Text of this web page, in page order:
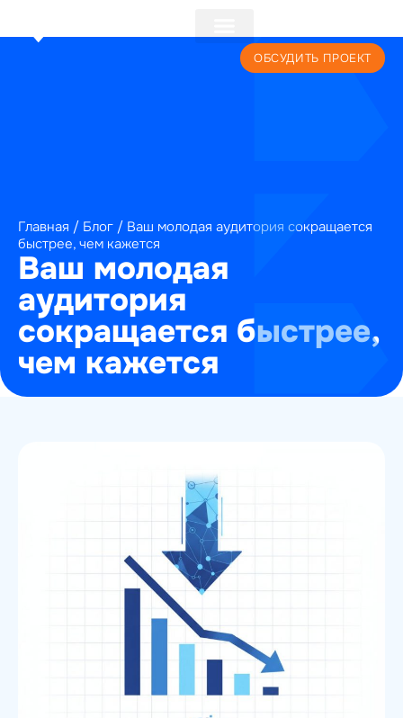
ОБСУДИТЬ ПРОЕКТ
Главная / Блог / Ваш молодая аудитория сокращается
быстрее, чем кажется
Ваш молодая
аудитория
сокращается быстрее,
чем кажется